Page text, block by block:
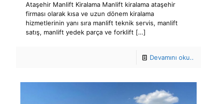
Ataşehir Manlift Kiralama Manlift kiralama ataşehir
firması olarak kısa ve uzun dönem kiralama
hizmetlerinin yanı sıra manlift teknik servis, manlift
satış, manlift yedek parça ve forklift […]
Devamını oku..